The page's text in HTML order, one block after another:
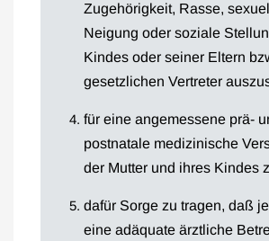
Zugehörigkeit, Rasse,
Neigung oder soziale
Kindes oder seiner Eltern
gesetzlichen Vertreter
für eine angemessene prä-
postnatale medizinische
der Mutter und ihres Kindes
dafür Sorge zu tragen, daß
eine adäquate ärztliche